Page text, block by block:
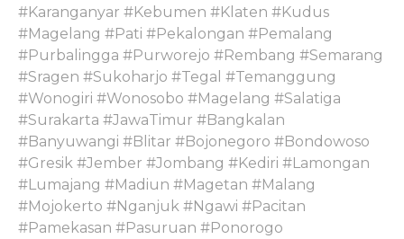
#Karanganyar #Kebumen #Klaten #Kudus
#Magelang #Pati #Pekalongan #Pemalang
#Purbalingga #Purworejo #Rembang #Semarang
#Sragen #Sukoharjo #Tegal #Temanggung
#Wonogiri #Wonosobo #Magelang #Salatiga
#Surakarta #JawaTimur #Bangkalan
#Banyuwangi #Blitar #Bojonegoro #Bondowoso
#Gresik #Jember #Jombang #Kediri #Lamongan
#Lumajang #Madiun #Magetan #Malang
#Mojokerto #Nganjuk #Ngawi #Pacitan
#Pamekasan #Pasuruan #Ponorogo